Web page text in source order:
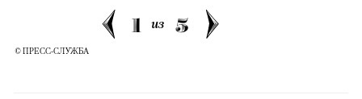
1 из 5
© ПРЕСС-СЛУЖБА